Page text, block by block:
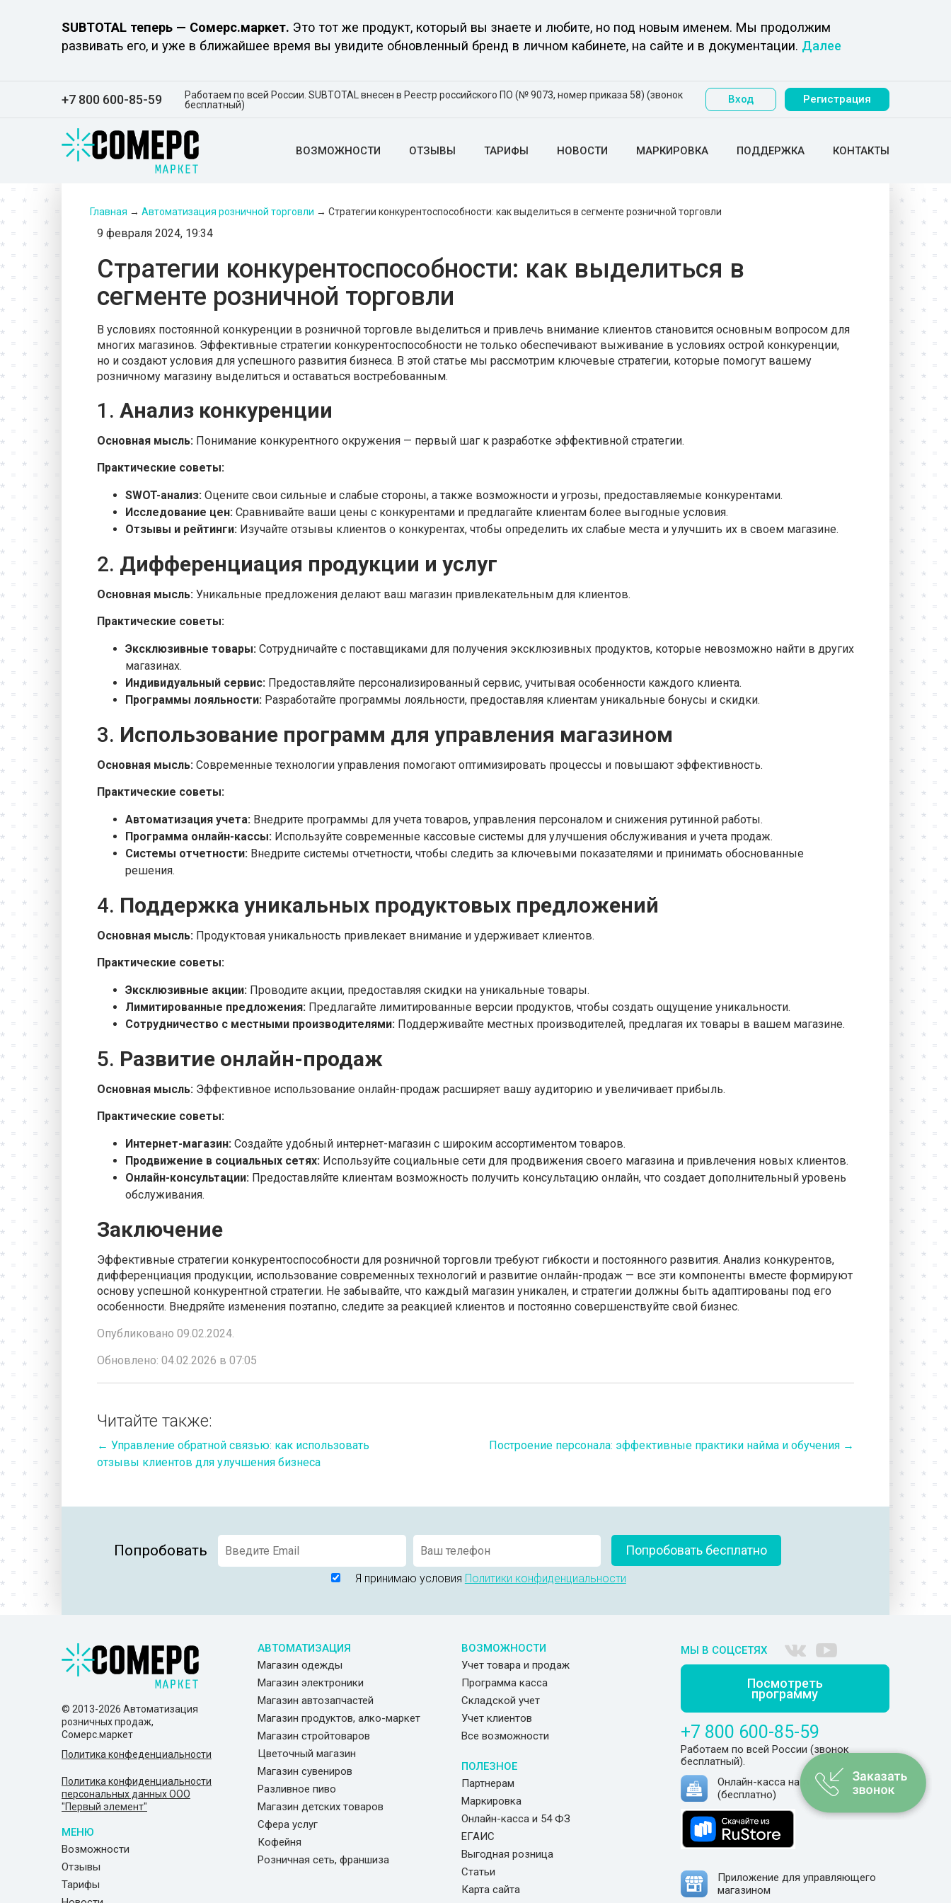
SUBTOTAL теперь — Сомерс.маркет. Это тот же продукт, который вы знаете и любите, но под новым именем. Мы продолжим
развивать его, и уже в ближайшее время вы увидите обновленный бренд в личном кабинете, на сайте и в документации. Далее
+7 800 600-85-59
Работаем по всей России. SUBTOTAL внесен в Реестр российского ПО (№ 9073, номер приказа 58) (звонок
бесплатный)
Вход Регистрация
ВОЗМОЖНОСТИ ОТЗЫВЫ ТАРИФЫ НОВОСТИ МАРКИРОВКА ПОДДЕРЖКА КОНТАКТЫ
Главная → Автоматизация розничной торговли → Cтратегии конкурентоспособности: как выделиться в сегменте розничной торговли
9 февраля 2024, 19:34
Cтратегии конкурентоспособности: как выделиться в
сегменте розничной торговли
В условиях постоянной конкуренции в розничной торговле выделиться и привлечь внимание клиентов становится основным вопросом для
многих магазинов. Эффективные стратегии конкурентоспособности не только обеспечивают выживание в условиях острой конкуренции,
но и создают условия для успешного развития бизнеса. В этой статье мы рассмотрим ключевые стратегии, которые помогут вашему
розничному магазину выделиться и оставаться востребованным.
1. Анализ конкуренции
Основная мысль: Понимание конкурентного окружения — первый шаг к разработке эффективной стратегии.
Практические советы:
SWOT-анализ: Оцените свои сильные и слабые стороны, а также возможности и угрозы, предоставляемые конкурентами.
Исследование цен: Сравнивайте ваши цены с конкурентами и предлагайте клиентам более выгодные условия.
Отзывы и рейтинги: Изучайте отзывы клиентов о конкурентах, чтобы определить их слабые места и улучшить их в своем магазине.
2. Дифференциация продукции и услуг
Основная мысль: Уникальные предложения делают ваш магазин привлекательным для клиентов.
Практические советы:
Эксклюзивные товары: Сотрудничайте с поставщиками для получения эксклюзивных продуктов, которые невозможно найти в других
магазинах.
Индивидуальный сервис: Предоставляйте персонализированный сервис, учитывая особенности каждого клиента.
Программы лояльности: Разработайте программы лояльности, предоставляя клиентам уникальные бонусы и скидки.
3. Использование программ для управления магазином
Основная мысль: Современные технологии управления помогают оптимизировать процессы и повышают эффективность.
Практические советы:
Автоматизация учета: Внедрите программы для учета товаров, управления персоналом и снижения рутинной работы.
Программа онлайн-кассы: Используйте современные кассовые системы для улучшения обслуживания и учета продаж.
Системы отчетности: Внедрите системы отчетности, чтобы следить за ключевыми показателями и принимать обоснованные
решения.
4. Поддержка уникальных продуктовых предложений
Основная мысль: Продуктовая уникальность привлекает внимание и удерживает клиентов.
Практические советы:
Эксклюзивные акции: Проводите акции, предоставляя скидки на уникальные товары.
Лимитированные предложения: Предлагайте лимитированные версии продуктов, чтобы создать ощущение уникальности.
Сотрудничество с местными производителями: Поддерживайте местных производителей, предлагая их товары в вашем магазине.
5. Развитие онлайн-продаж
Основная мысль: Эффективное использование онлайн-продаж расширяет вашу аудиторию и увеличивает прибыль.
Практические советы:
Интернет-магазин: Создайте удобный интернет-магазин с широким ассортиментом товаров.
Продвижение в социальных сетях: Используйте социальные сети для продвижения своего магазина и привлечения новых клиентов.
Онлайн-консультации: Предоставляйте клиентам возможность получить консультацию онлайн, что создает дополнительный уровень
обслуживания.
Заключение
Эффективные стратегии конкурентоспособности для розничной торговли требуют гибкости и постоянного развития. Анализ конкурентов,
дифференциация продукции, использование современных технологий и развитие онлайн-продаж — все эти компоненты вместе формируют
основу успешной конкурентной стратегии. Не забывайте, что каждый магазин уникален, и стратегии должны быть адаптированы под его
особенности. Внедряйте изменения поэтапно, следите за реакцией клиентов и постоянно совершенствуйте свой бизнес.
Опубликовано 09.02.2024.
Обновлено: 04.02.2026 в 07:05
Читайте также:
← Управление обратной связью: как использовать
отзывы клиентов для улучшения бизнеса
Построение персонала: эффективные практики найма и обучения →
Попробовать Попробовать бесплатно
Я принимаю условия Политики конфиденциальности
© 2013-2026 Автоматизация
розничных продаж,
Сомерс.маркет
Политика конфеденциальности
Политика конфиденциальности
персональных данных ООО
"Первый элемент"
МЕНЮ
Возможности
Отзывы
Тарифы
АВТОМАТИЗАЦИЯ
Магазин одежды
Магазин электроники
Магазин автозапчастей
Магазин продуктов, алко-маркет
Магазин стройтоваров
Цветочный магазин
Магазин сувениров
Разливное пиво
Магазин детских товаров
Сфера услуг
Кофейня
Розничная сеть, франшиза
ВОЗМОЖНОСТИ
Учет товара и продаж
Программа касса
Складской учет
Учет клиентов
Все возможности
ПОЛЕЗНОЕ
Партнерам
Маркировка
Онлайн-касса и 54 ФЗ
ЕГАИС
Выгодная розница
Статьи
Карта сайта
МЫ В СОЦСЕТЯХ
Посмотреть
программу
+7 800 600-85-59
Работаем по всей России (звонок
бесплатный).
Онлайн-касса на Android
(бесплатно)
Приложение для управляющего
магазином